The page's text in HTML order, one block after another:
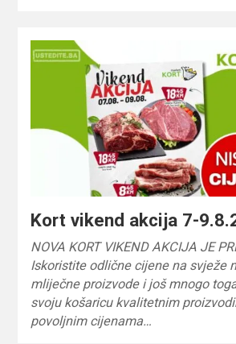
Kort vikend akcija 7-
NOVA KORT VIKEND AKCIJA JE
Iskoristite odlične cijene na svježe
mliječne proizvode i još mnogo
svoju košaricu kvalitetnim
povoljnim cijenama…